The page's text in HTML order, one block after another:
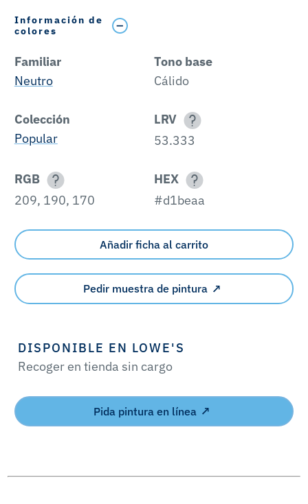
Información de
colores
Familiar
Neutro
Tono base
Cálido
Colección
Popular
LRV
53.333
RGB
209, 190, 170
HEX
#d1beaa
Añadir ficha al carrito
Pedir muestra de pintura
DISPONIBLE EN LOWE'S
Recoger en tienda sin cargo
Pida pintura en línea